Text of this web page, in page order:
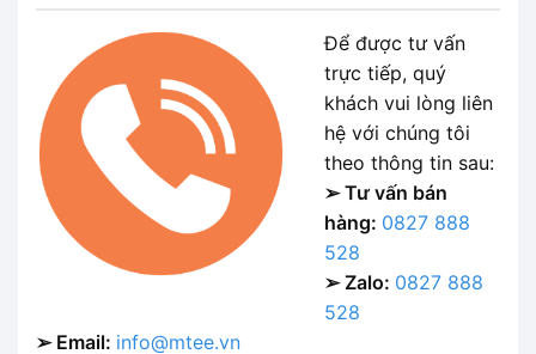
Để được tư vấn
trực tiếp, quý
khách vui lòng liên
hệ với chúng tôi
theo thông tin sau:
➢ Tư vấn bán
hàng: 0827 888
528
➢ Zalo: 0827 888
528
➢ Email: info@mtee.vn